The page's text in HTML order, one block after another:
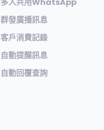
群發廣播訊息
客戶消費記錄
自動提醒訊息
自動回覆查詢